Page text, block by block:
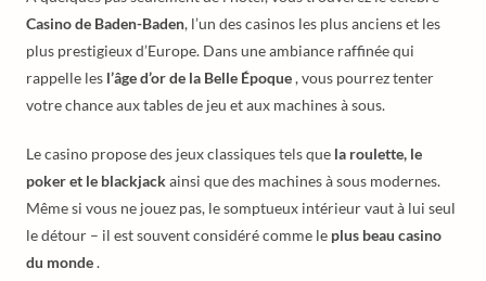
Casino de Baden-Baden, l’un des casinos les plus anciens et les
plus prestigieux d’Europe. Dans une ambiance raffinée qui
rappelle les l’âge d’or de la Belle Époque, vous pourrez tenter
votre chance aux tables de jeu et aux machines à sous.
Le casino propose des jeux classiques tels que la roulette, le
poker et le blackjackainsi que des machines à sous modernes.
Même si vous ne jouez pas, le somptueux intérieur vaut à lui seul
le détour – il est souvent considéré comme le plus beau casino
du monde.